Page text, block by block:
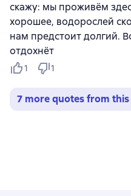
скажу: мы проживём
хорошее, водорослей
нам предстоит долгий.
отдохнёт
1 1
7 more quotes from